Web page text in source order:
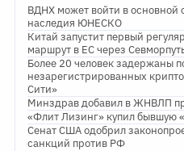
ВДНХ может войти в основной
наследия ЮНЕСКО
Китай запустит первый
маршрут в ЕС через
Более 20 человек задержаны
незарегистрированных
Сити»
Минздрав добавил в ЖНВЛП
«Флит Лизинг» купил бывшую
Сенат США одобрил
санкций против РФ